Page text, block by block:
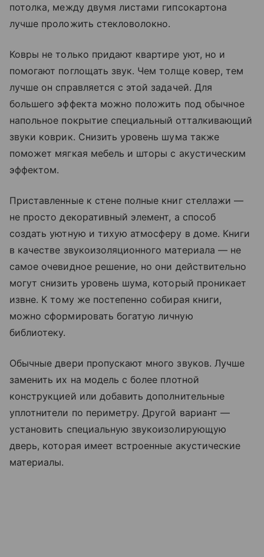
потолка, между двумя листами гипсокартона
лучше проложить стекловолокно.
Ковры не только придают квартире уют, но и
помогают поглощать звук. Чем толще ковер, тем
лучше он справляется с этой задачей. Для
большего эффекта можно положить под обычное
напольное покрытие специальный отталкивающий
звуки коврик. Снизить уровень шума также
поможет мягкая мебель и шторы с акустическим
эффектом.
Приставленные к стене полные книг стеллажи —
не просто декоративный элемент, а способ
создать уютную и тихую атмосферу в доме. Книги
в качестве звукоизоляционного материала — не
самое очевидное решение, но они действительно
могут снизить уровень шума, который проникает
извне. К тому же постепенно собирая книги,
можно сформировать богатую личную
библиотеку.
Обычные двери пропускают много звуков. Лучше
заменить их на модель с более плотной
конструкцией или добавить дополнительные
уплотнители по периметру. Другой вариант —
установить специальную звукоизолирующую
дверь, которая имеет встроенные акустические
материалы.